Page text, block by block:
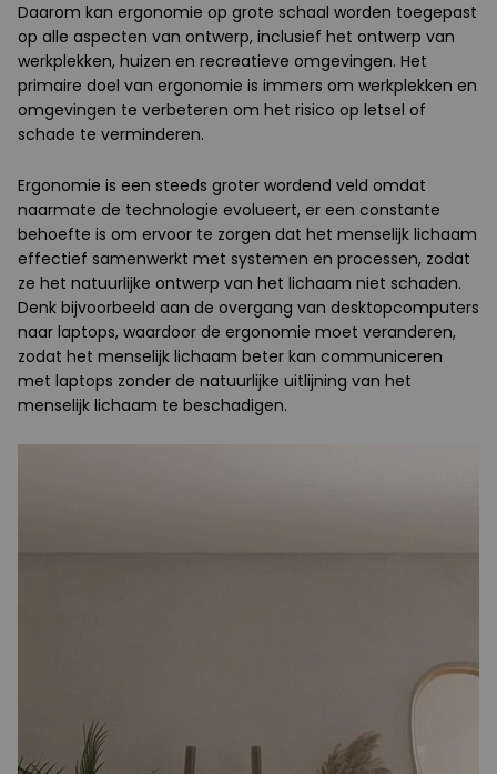
Daarom kan ergonomie op grote schaal worden toegepast
op alle aspecten van ontwerp, inclusief het ontwerp van
werkplekken, huizen en recreatieve omgevingen. Het
primaire doel van ergonomie is immers om werkplekken en
omgevingen te verbeteren om het risico op letsel of
schade te verminderen.
Ergonomie is een steeds groter wordend veld omdat
naarmate de technologie evolueert, er een constante
behoefte is om ervoor te zorgen dat het menselijk lichaam
effectief samenwerkt met systemen en processen, zodat
ze het natuurlijke ontwerp van het lichaam niet schaden.
Denk bijvoorbeeld aan de overgang van desktopcomputers
naar laptops, waardoor de ergonomie moet veranderen,
zodat het menselijk lichaam beter kan communiceren
met laptops zonder de natuurlijke uitlijning van het
menselijk lichaam te beschadigen.